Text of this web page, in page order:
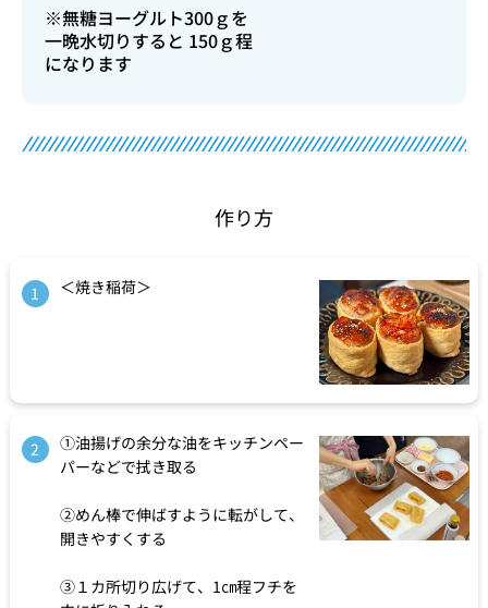
※無糖ヨーグルト300ｇを
一晩水切りすると 150ｇ程
になります
作り方
1 ＜焼き稲荷＞
2
①油揚げの余分な油をキッチンペー
パーなどで拭き取る
②めん棒で伸ばすように転がして、
開きやすくする
③１カ所切り広げて、1㎝程フチを